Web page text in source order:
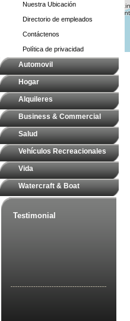
Nuestra Ubicación
Directorio de empleados
Contáctenos
Política de privacidad
Automovil
Hogar
Alquileres
Business & Commercial
Salud
Vehículos Recreacionales
Vida
Watercraft & Boat
Testimonial